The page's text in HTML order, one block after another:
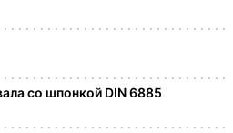
со шпонкой DIN 6885